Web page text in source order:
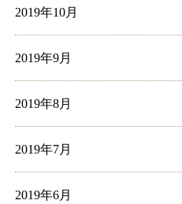
2019年10月
2019年9月
2019年8月
2019年7月
2019年6月